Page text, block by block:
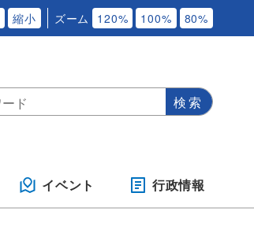
縮小 ズーム 120% 100% 80%
イベント 行政情報